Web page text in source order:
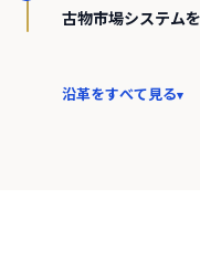
古物市場システム
沿革をすべて見る